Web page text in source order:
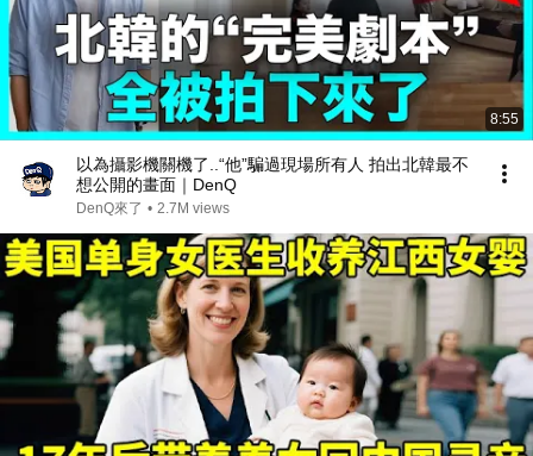
8:55
以為攝影機關機了..“他”騙過現場所有人 拍出北韓最不
想公開的畫面｜DenQ
DenQ來了 • 2.7M views